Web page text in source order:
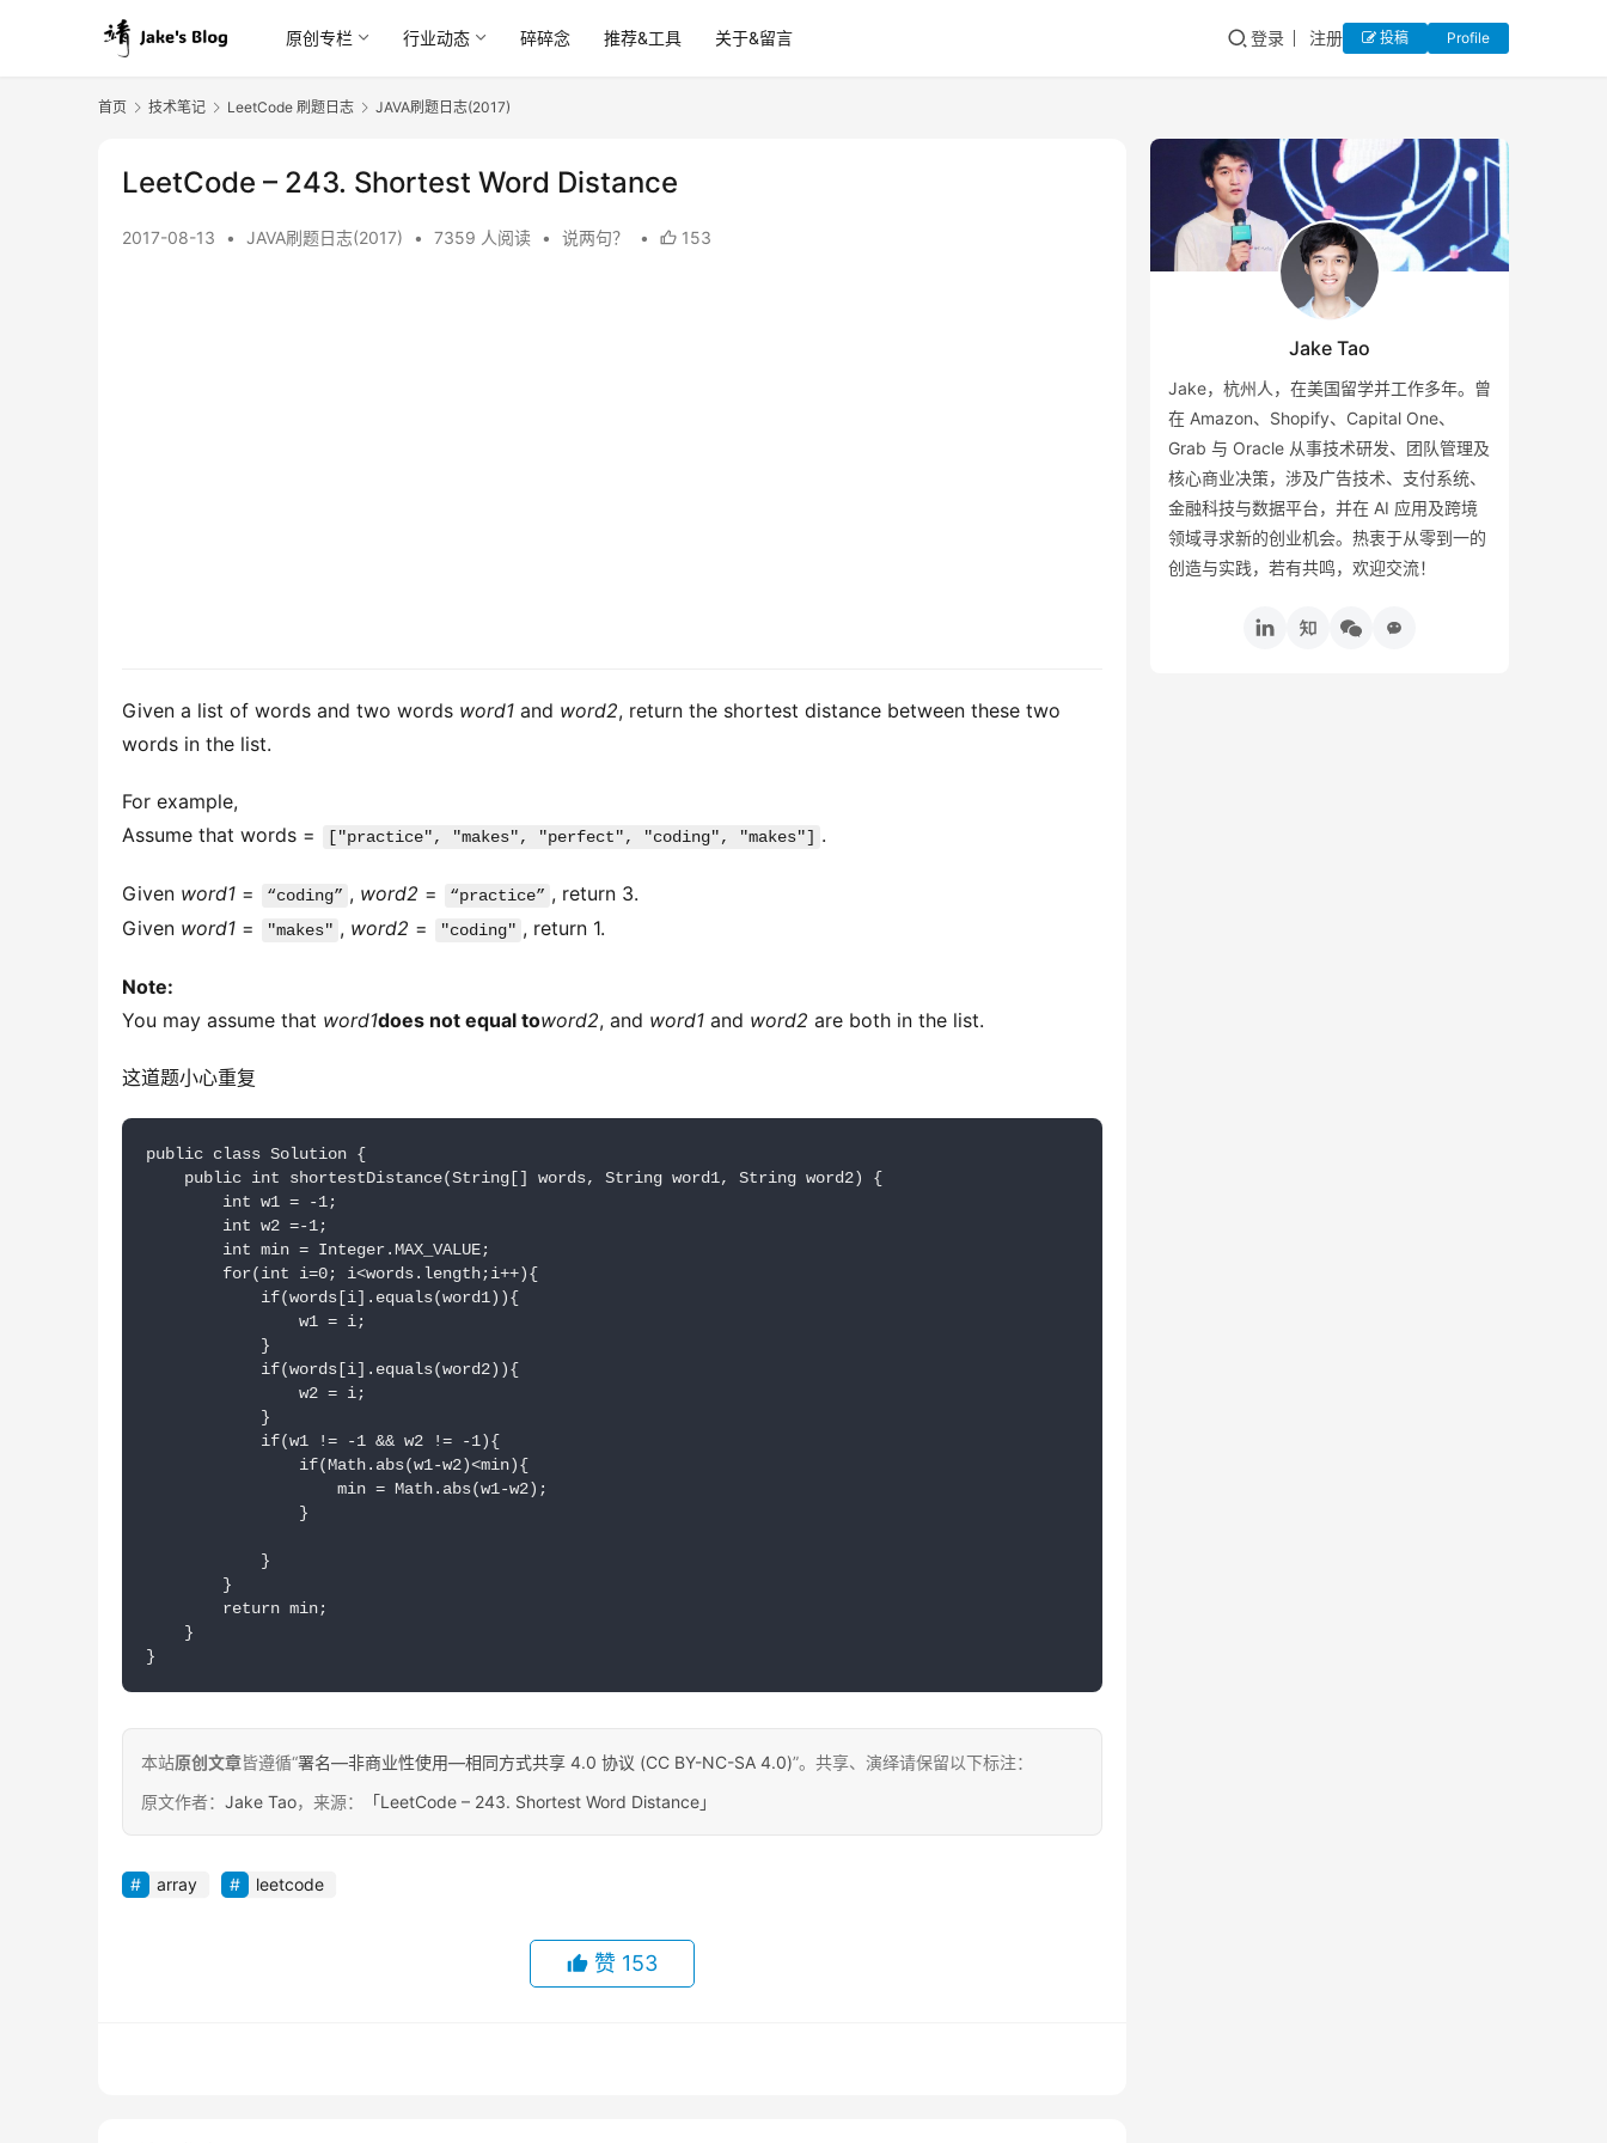
原创专栏 行业动态 碎碎念 推荐&工具 关于&留言 登录 注册 投稿 Profile
首页 技术笔记 LeetCode 刷题日志 JAVA刷题日志(2017)
LeetCode – 243. Shortest Word Distance
2017-08-13 • JAVA刷题日志(2017) • 7359 人阅读 • 说两句？ • 153
Given a list of words and two words word1 and word2, return the shortest distance between these two
words in the list.
For example,
Assume that words =
["practice", "makes", "perfect", "coding", "makes"] .
Given word1 = “coding” , word2 = “practice” , return 3.
Given word1 = "makes" , word2 = "coding" , return 1.
Note:
You may assume that word1does not equal toword2, and word1 and word2 are both in the list.
这道题小心重复
public class Solution {
    public int shortestDistance(String[] words, String word1, String word2) {
        int w1 = -1;
        int w2 =-1;
        int min = Integer.MAX_VALUE;
        for(int i=0; i<words.length;i++){
            if(words[i].equals(word1)){
                w1 = i;
            }
            if(words[i].equals(word2)){
                w2 = i;
            }
            if(w1 != -1 && w2 != -1){
                if(Math.abs(w1-w2)<min){
                    min = Math.abs(w1-w2);
                }
            }
        }
        return min;
    }
}
本站原创文章皆遵循“署名—非商业性使用—相同方式共享 4.0 协议 (CC BY-NC-SA 4.0)”。共享、演绎请保留以下标注：
原文作者： Jake Tao，来源： 「LeetCode – 243. Shortest Word Distance」
array leetcode
赞 153
Jake Tao
Jake，杭州人，在美国留学并工作多年。曾
在 Amazon、Shopify、Capital One、
Grab 与 Oracle 从事技术研发、团队管理及
核心商业决策，涉及广告技术、支付系统、
金融科技与数据平台，并在 AI 应用及跨境
领域寻求新的创业机会。热衷于从零到一的
创造与实践，若有共鸣，欢迎交流！